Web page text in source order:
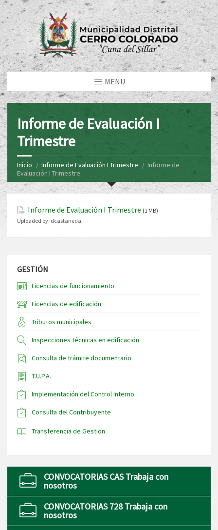
MENU
Informe de Evaluación I
Trimestre
Inicio Informe de Evaluación I Trimestre
Informe de
Evaluación I Trimestre
Informe de Evaluación I Trimestre (1 MB)
Uploaded by: dcastaneda
GESTIÓN
Licencias de funcionamiento
Licencias de edificación
Tributos municipales
Inspecciones técnicas en edificación
Consulta de trámite documentario
T.U.P.A.
Implementación del Control Interno
Consulta del Contribuyente
Transferencia de Gestion
CONVOCATORIAS CAS Trabaja con
nosotros
CONVOCATORIAS 728 Trabaja con
nosotros